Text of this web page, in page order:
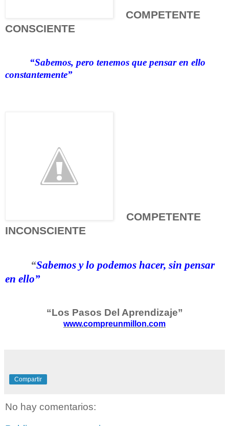
COMPETENTE
CONSCIENTE
“Sabemos, pero tenemos que pensar en ello
constantemente”
COMPETENTE
INCONSCIENTE
“Sabemos y lo podemos hacer, sin pensar
en ello”
“Los Pasos Del Aprendizaje”
www.compreunmillon.com
Compartir
No hay comentarios: